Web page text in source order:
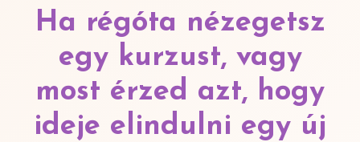
Ha régóta nézegetsz
egy kurzust, vagy
most érzed azt, hogy
ideje elindulni egy új